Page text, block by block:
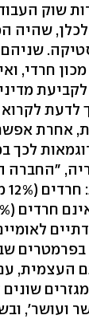
שוק
שניהם
חרדי,
לדעת
אחרת
בפרמטרים
העצמית,
ועושר',